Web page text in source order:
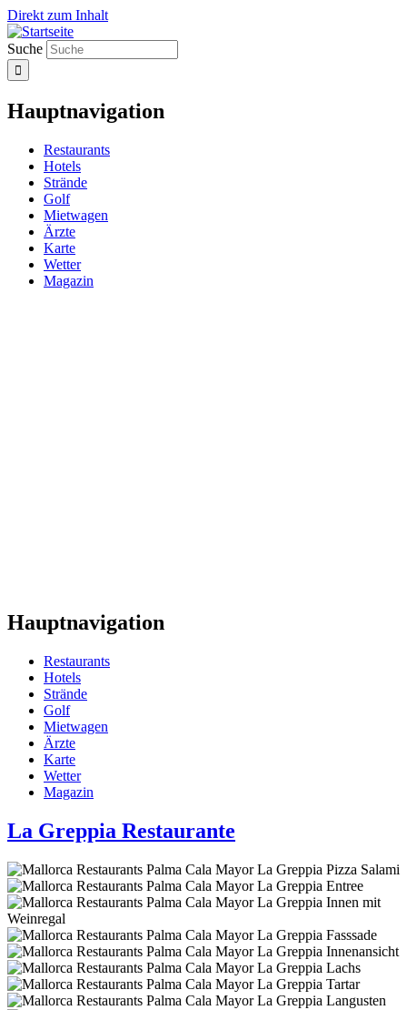
Direkt zum Inhalt
Suche
Hauptnavigation
Restaurants
Hotels
Strände
Golf
Mietwagen
Ärzte
Karte
Wetter
Magazin
Hauptnavigation
Restaurants
Hotels
Strände
Golf
Mietwagen
Ärzte
Karte
Wetter
Magazin
La Greppia Restaurante